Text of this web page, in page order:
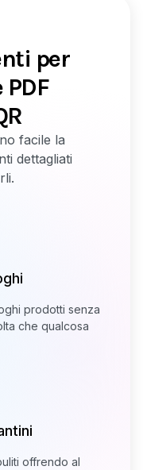
per
facile la
dettagliati
prodotti senza
che qualcosa
offrendo al